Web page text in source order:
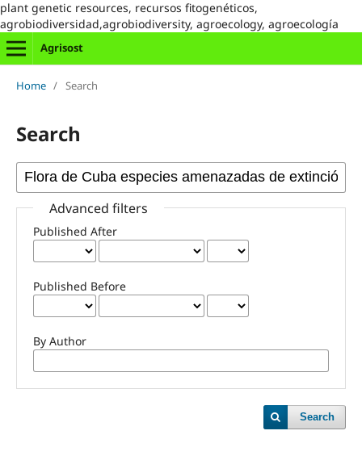
plant genetic resources, recursos fitogenéticos,
agrobiodiversidad,agrobiodiversity, agroecology, agroecología
Agrisost
Home / Search
Search
Advanced filters
Published After
Published Before
By Author
Search